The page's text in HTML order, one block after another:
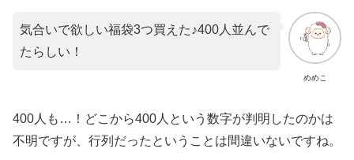
めめこ
気合いで欲しい福袋3つ買えた♪400人並んで
たらしい！
400人も…！どこから400人という数字が判明したのかは
不明ですが、行列だったということは間違いないですね。